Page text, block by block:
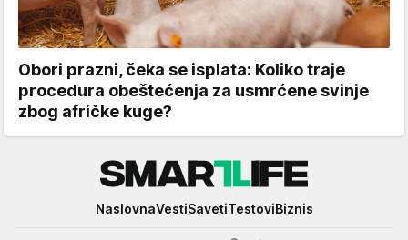
Obori prazni, čeka se isplata: Koliko traje
procedura obeštećenja za usmrćene svinje
zbog afričke kuge?
NaslovnaVestiSavetiTestoviBiznis